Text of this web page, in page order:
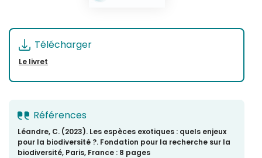
Télécharger
Le livret
Références
Léandre, C. (2023). Les espèces exotiques : quels enjeux
pour la biodiversité ?. Fondation pour la recherche sur la
biodiversité, Paris, France : 8 pages